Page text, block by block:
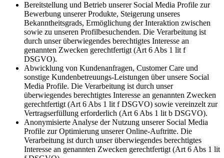
Bereitstellung und Betrieb unserer Social Media Profile zur
Bewerbung unserer Produkte, Steigerung unseres
Bekanntheitsgrads, Ermöglichung der Interaktion zwischen
sowie zu unseren Profilbesuchenden. Die Verarbeitung ist
durch unser überwiegendes berechtigtes Interesse an
genannten Zwecken gerechtfertigt (Art 6 Abs 1 lit f
DSGVO).
Abwicklung von Kundenanfragen, Customer Care und
sonstige Kundenbetreuungs-Leistungen über unsere Social
Media Profile. Die Verarbeitung ist durch unser
überwiegendes berechtigtes Interesse an genannten Zwecken
gerechtfertigt (Art 6 Abs 1 lit f DSGVO) sowie vereinzelt zur
Vertragserfüllung erforderlich (Art 6 Abs 1 lit b DSGVO).
Anonymisierte Analyse der Nutzung unserer Social Media
Profile zur Optimierung unserer Online-Auftritte. Die
Verarbeitung ist durch unser überwiegendes berechtigtes
Interesse an genannten Zwecken gerechtfertigt (Art 6 Abs 1 lit